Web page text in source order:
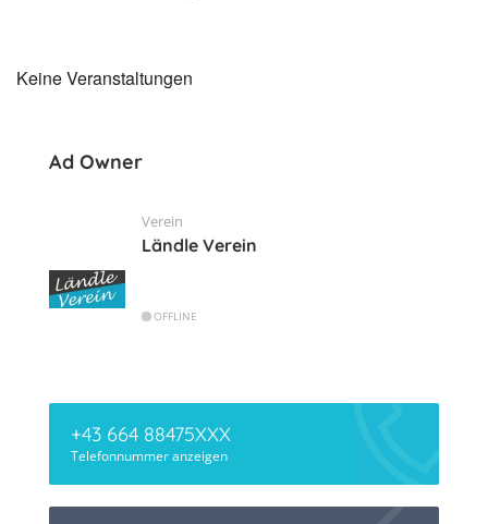
Keine Veranstaltungen
Ad Owner
Verein
Ländle Verein
OFFLINE
+43 664 88475XXX
Telefonnummer anzeigen